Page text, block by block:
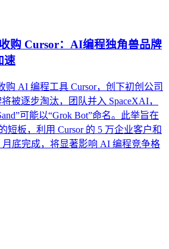
购 Cursor：AI编程独角兽品牌
速
购 AI 编程工具 Cursor，创下初创公司
被逐步淘汰，团队并入 SpaceXAI，
可能以“Grok Bot”命名。此举旨在
短板，利用 Cursor 的 5 万企业客户和
底完成，将显著影响 AI 编程竞争格